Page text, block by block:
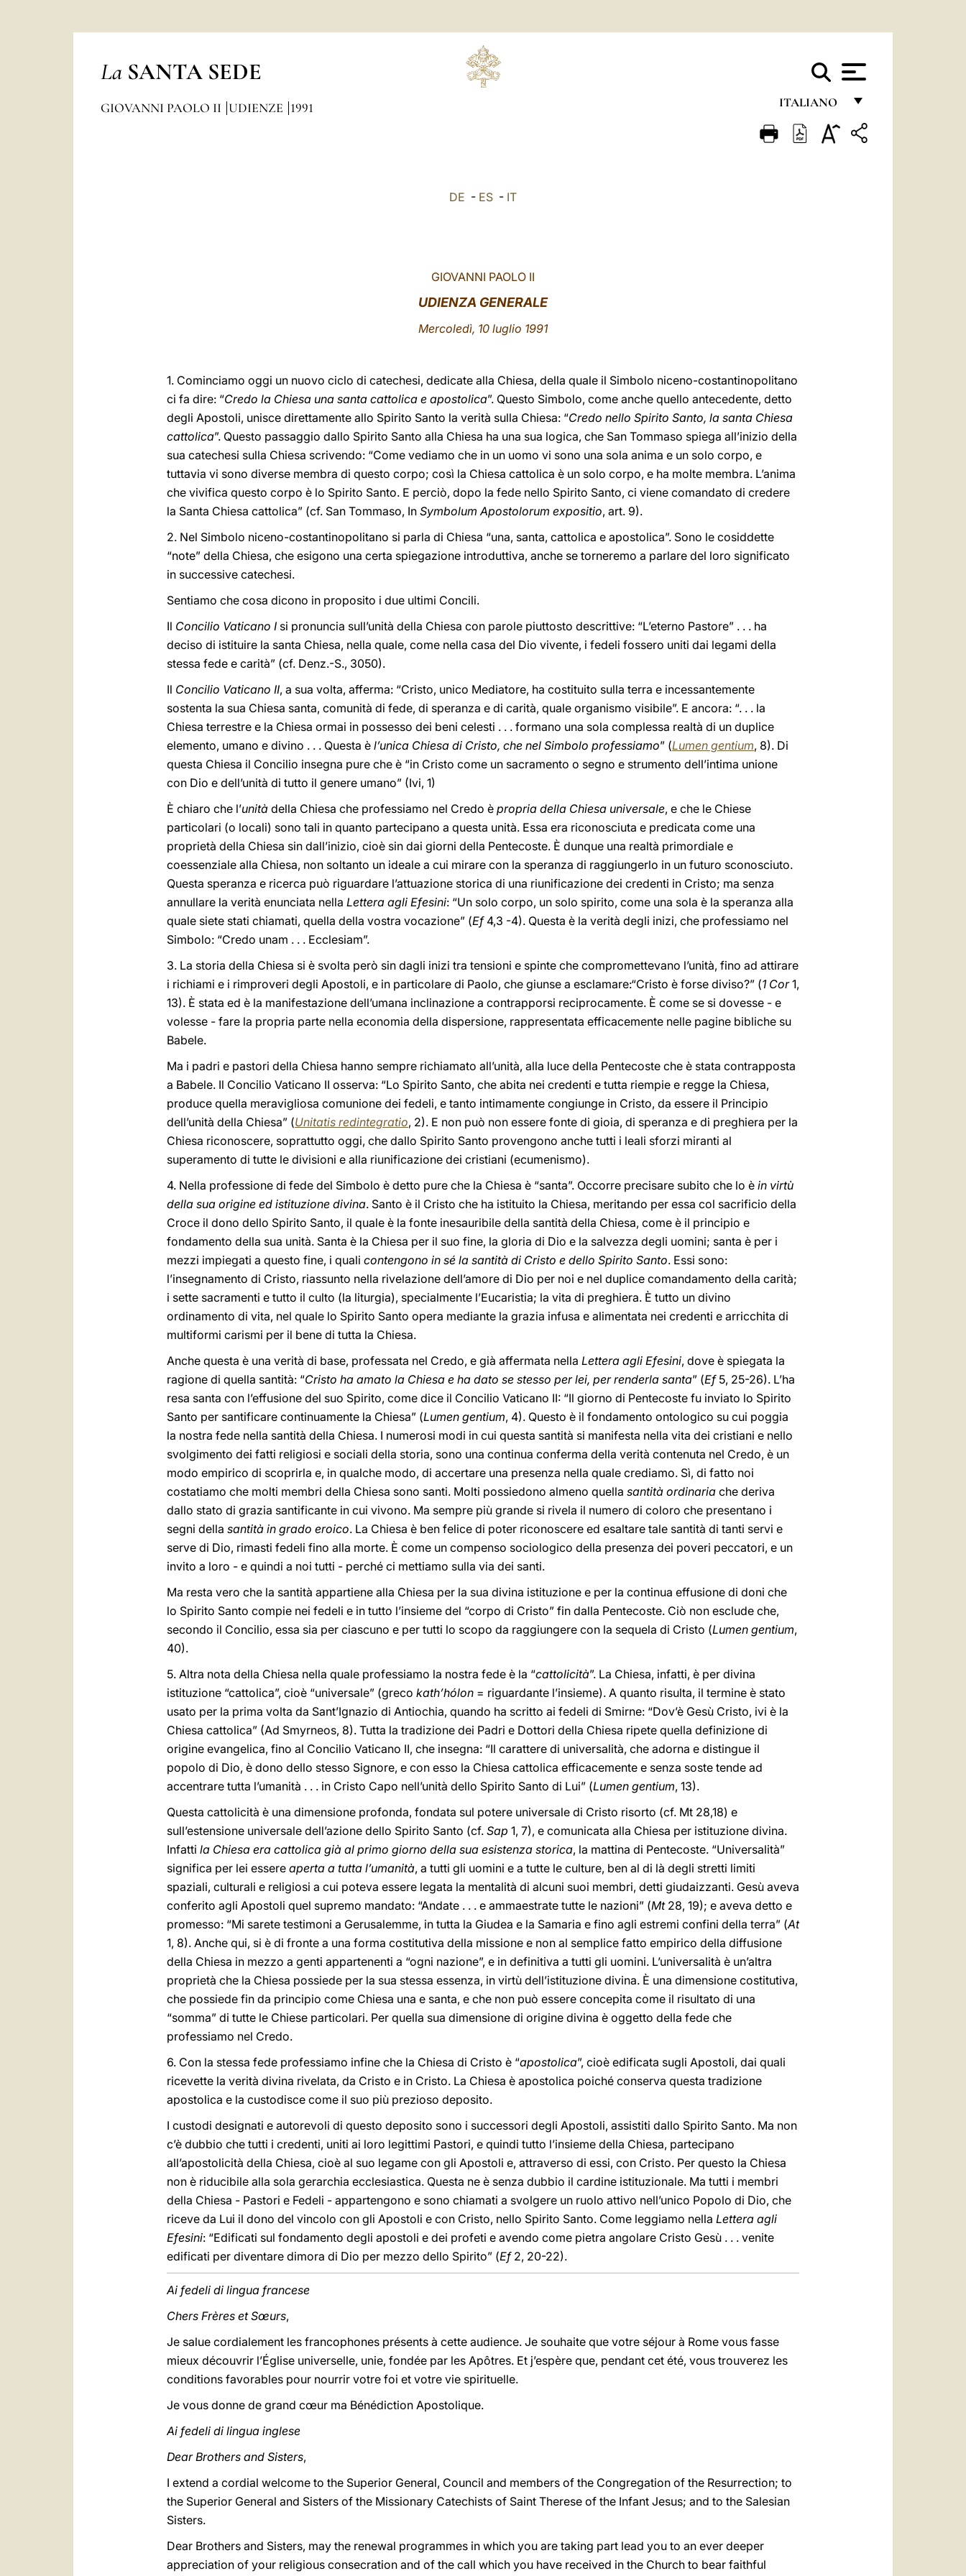
La SANTA SEDE
ITALIANO
FRANÇAIS
LATINE
GIOVANNI PAOLO II UDIENZE 1991
DE - ES - IT
GIOVANNI PAOLO II
UDIENZA GENERALE
Mercoledì, 10 luglio 1991
1. Cominciamo oggi un nuovo ciclo di catechesi, dedicate alla Chiesa, della quale il Simbolo niceno-costantinopolitano
ci fa dire: “Credo la Chiesa una santa cattolica e apostolica”. Questo Simbolo, come anche quello antecedente, detto
degli Apostoli, unisce direttamente allo Spirito Santo la verità sulla Chiesa: “Credo nello Spirito Santo, la santa Chiesa
cattolica”. Questo passaggio dallo Spirito Santo alla Chiesa ha una sua logica, che San Tommaso spiega all’inizio della
sua catechesi sulla Chiesa scrivendo: “Come vediamo che in un uomo vi sono una sola anima e un solo corpo, e
tuttavia vi sono diverse membra di questo corpo; così la Chiesa cattolica è un solo corpo, e ha molte membra. L’anima
che vivifica questo corpo è lo Spirito Santo. E perciò, dopo la fede nello Spirito Santo, ci viene comandato di credere
la Santa Chiesa cattolica” (cf. San Tommaso, In Symbolum Apostolorum expositio, art. 9).
2. Nel Simbolo niceno-costantinopolitano si parla di Chiesa “una, santa, cattolica e apostolica”. Sono le cosiddette
“note” della Chiesa, che esigono una certa spiegazione introduttiva, anche se torneremo a parlare del loro significato
in successive catechesi.
Sentiamo che cosa dicono in proposito i due ultimi Concili.
Il Concilio Vaticano I si pronuncia sull’unità della Chiesa con parole piuttosto descrittive: “L’eterno Pastore” . . . ha
deciso di istituire la santa Chiesa, nella quale, come nella casa del Dio vivente, i fedeli fossero uniti dai legami della
stessa fede e carità” (cf. Denz.-S., 3050).
Il Concilio Vaticano II, a sua volta, afferma: “Cristo, unico Mediatore, ha costituito sulla terra e incessantemente
sostenta la sua Chiesa santa, comunità di fede, di speranza e di carità, quale organismo visibile”. E ancora: “. . . la
Chiesa terrestre e la Chiesa ormai in possesso dei beni celesti . . . formano una sola complessa realtà di un duplice
elemento, umano e divino . . . Questa è l’unica Chiesa di Cristo, che nel Simbolo professiamo” (Lumen gentium, 8). Di
questa Chiesa il Concilio insegna pure che è “in Cristo come un sacramento o segno e strumento dell’intima unione
con Dio e dell’unità di tutto il genere umano” (Ivi, 1)
È chiaro che l’unità della Chiesa che professiamo nel Credo è propria della Chiesa universale, e che le Chiese
particolari (o locali) sono tali in quanto partecipano a questa unità. Essa era riconosciuta e predicata come una
proprietà della Chiesa sin dall’inizio, cioè sin dai giorni della Pentecoste. È dunque una realtà primordiale e
coessenziale alla Chiesa, non soltanto un ideale a cui mirare con la speranza di raggiungerlo in un futuro sconosciuto.
Questa speranza e ricerca può riguardare l’attuazione storica di una riunificazione dei credenti in Cristo; ma senza
annullare la verità enunciata nella Lettera agli Efesini: “Un solo corpo, un solo spirito, come una sola è la speranza alla
quale siete stati chiamati, quella della vostra vocazione” (Ef4,3 -4). Questa è la verità degli inizi, che professiamo nel
Simbolo: “Credo unam . . . Ecclesiam”.
3. La storia della Chiesa si è svolta però sin dagli inizi tra tensioni e spinte che compromettevano l’unità, fino ad attirare
i richiami e i rimproveri degli Apostoli, e in particolare di Paolo, che giunse a esclamare:“Cristo è forse diviso?” (1 Cor1,
13). È stata ed è la manifestazione dell’umana inclinazione a contrapporsi reciprocamente. È come se si dovesse - e
volesse - fare la propria parte nella economia della dispersione, rappresentata efficacemente nelle pagine bibliche su
Babele.
Ma i padri e pastori della Chiesa hanno sempre richiamato all’unità, alla luce della Pentecoste che è stata contrapposta
a Babele. Il Concilio Vaticano II osserva: “Lo Spirito Santo, che abita nei credenti e tutta riempie e regge la Chiesa,
produce quella meravigliosa comunione dei fedeli, e tanto intimamente congiunge in Cristo, da essere il Principio
dell’unità della Chiesa” (Unitatis redintegratio, 2). E non può non essere fonte di gioia, di speranza e di preghiera per la
Chiesa riconoscere, soprattutto oggi, che dallo Spirito Santo provengono anche tutti i leali sforzi miranti al
superamento di tutte le divisioni e alla riunificazione dei cristiani (ecumenismo).
4. Nella professione di fede del Simbolo è detto pure che la Chiesa è “santa”. Occorre precisare subito che lo è in virtù
della sua origine ed istituzione divina. Santo è il Cristo che ha istituito la Chiesa, meritando per essa col sacrificio della
Croce il dono dello Spirito Santo, il quale è la fonte inesauribile della santità della Chiesa, come è il principio e
fondamento della sua unità. Santa è la Chiesa per il suo fine, la gloria di Dio e la salvezza degli uomini; santa è per i
mezzi impiegati a questo fine, i quali contengono in sé la santità di Cristo e dello Spirito Santo. Essi sono:
l’insegnamento di Cristo, riassunto nella rivelazione dell’amore di Dio per noi e nel duplice comandamento della carità;
i sette sacramenti e tutto il culto (la liturgia), specialmente l’Eucaristia; la vita di preghiera. È tutto un divino
ordinamento di vita, nel quale lo Spirito Santo opera mediante la grazia infusa e alimentata nei credenti e arricchita di
multiformi carismi per il bene di tutta la Chiesa.
Anche questa è una verità di base, professata nel Credo, e già affermata nella Lettera agli Efesini, dove è spiegata la
ragione di quella santità: “Cristo ha amato la Chiesa e ha dato se stesso per lei, per renderla santa” (Ef5, 25-26). L’ha
resa santa con l’effusione del suo Spirito, come dice il Concilio Vaticano II: “Il giorno di Pentecoste fu inviato lo Spirito
Santo per santificare continuamente la Chiesa” (Lumen gentium, 4). Questo è il fondamento ontologico su cui poggia
la nostra fede nella santità della Chiesa. I numerosi modi in cui questa santità si manifesta nella vita dei cristiani e nello
svolgimento dei fatti religiosi e sociali della storia, sono una continua conferma della verità contenuta nel Credo, è un
modo empirico di scoprirla e, in qualche modo, di accertare una presenza nella quale crediamo. Sì, di fatto noi
costatiamo che molti membri della Chiesa sono santi. Molti possiedono almeno quella santità ordinaria che deriva
dallo stato di grazia santificante in cui vivono. Ma sempre più grande si rivela il numero di coloro che presentano i
segni della santità in grado eroico. La Chiesa è ben felice di poter riconoscere ed esaltare tale santità di tanti servi e
serve di Dio, rimasti fedeli fino alla morte. È come un compenso sociologico della presenza dei poveri peccatori, e un
invito a loro - e quindi a noi tutti - perché ci mettiamo sulla via dei santi.
Ma resta vero che la santità appartiene alla Chiesa per la sua divina istituzione e per la continua effusione di doni che
lo Spirito Santo compie nei fedeli e in tutto l’insieme del “corpo di Cristo” fin dalla Pentecoste. Ciò non esclude che,
secondo il Concilio, essa sia per ciascuno e per tutti lo scopo da raggiungere con la sequela di Cristo (Lumen gentium,
40).
5. Altra nota della Chiesa nella quale professiamo la nostra fede è la “cattolicità”. La Chiesa, infatti, è per divina
istituzione “cattolica”, cioè “universale” (greco kath’hólon = riguardante l’insieme). A quanto risulta, il termine è stato
usato per la prima volta da Sant’Ignazio di Antiochia, quando ha scritto ai fedeli di Smirne: “Dov’è Gesù Cristo, ivi è la
Chiesa cattolica” (Ad Smyrneos, 8). Tutta la tradizione dei Padri e Dottori della Chiesa ripete quella definizione di
origine evangelica, fino al Concilio Vaticano II, che insegna: “Il carattere di universalità, che adorna e distingue il
popolo di Dio, è dono dello stesso Signore, e con esso la Chiesa cattolica efficacemente e senza soste tende ad
accentrare tutta l’umanità . . . in Cristo Capo nell’unità dello Spirito Santo di Lui” (Lumen gentium, 13).
Questa cattolicità è una dimensione profonda, fondata sul potere universale di Cristo risorto (cf. Mt 28,18) e
sull’estensione universale dell’azione dello Spirito Santo (cf. Sap 1, 7), e comunicata alla Chiesa per istituzione divina.
Infatti la Chiesa era cattolica già al primo giorno della sua esistenza storica, la mattina di Pentecoste. “Universalità”
significa per lei essere aperta a tutta l’umanità, a tutti gli uomini e a tutte le culture, ben al di là degli stretti limiti
spaziali, culturali e religiosi a cui poteva essere legata la mentalità di alcuni suoi membri, detti giudaizzanti. Gesù aveva
conferito agli Apostoli quel supremo mandato: “Andate . . . e ammaestrate tutte le nazioni” (Mt28, 19); e aveva detto e
promesso: “Mi sarete testimoni a Gerusalemme, in tutta la Giudea e la Samaria e fino agli estremi confini della terra” (At
1, 8). Anche qui, si è di fronte a una forma costitutiva della missione e non al semplice fatto empirico della diffusione
della Chiesa in mezzo a genti appartenenti a “ogni nazione”, e in definitiva a tutti gli uomini. L’universalità è un’altra
proprietà che la Chiesa possiede per la sua stessa essenza, in virtù dell’istituzione divina. È una dimensione costitutiva,
che possiede fin da principio come Chiesa una e santa, e che non può essere concepita come il risultato di una
“somma” di tutte le Chiese particolari. Per quella sua dimensione di origine divina è oggetto della fede che
professiamo nel Credo.
6. Con la stessa fede professiamo infine che la Chiesa di Cristo è “apostolica”, cioè edificata sugli Apostoli, dai quali
ricevette la verità divina rivelata, da Cristo e in Cristo. La Chiesa è apostolica poiché conserva questa tradizione
apostolica e la custodisce come il suo più prezioso deposito.
I custodi designati e autorevoli di questo deposito sono i successori degli Apostoli, assistiti dallo Spirito Santo. Ma non
c’è dubbio che tutti i credenti, uniti ai loro legittimi Pastori, e quindi tutto l’insieme della Chiesa, partecipano
all’apostolicità della Chiesa, cioè al suo legame con gli Apostoli e, attraverso di essi, con Cristo. Per questo la Chiesa
non è riducibile alla sola gerarchia ecclesiastica. Questa ne è senza dubbio il cardine istituzionale. Ma tutti i membri
della Chiesa - Pastori e Fedeli - appartengono e sono chiamati a svolgere un ruolo attivo nell’unico Popolo di Dio, che
riceve da Lui il dono del vincolo con gli Apostoli e con Cristo, nello Spirito Santo. Come leggiamo nella Lettera agli
Efesini: “Edificati sul fondamento degli apostoli e dei profeti e avendo come pietra angolare Cristo Gesù . . . venite
edificati per diventare dimora di Dio per mezzo dello Spirito” (Ef2, 20-22).
Ai fedeli di lingua francese
Chers Frères et Sœurs,
Je salue cordialement les francophones présents à cette audience. Je souhaite que votre séjour à Rome vous fasse
mieux découvrir l’Église universelle, unie, fondée par les Apôtres. Et j’espère que, pendant cet été, vous trouverez les
conditions favorables pour nourrir votre foi et votre vie spirituelle.
Je vous donne de grand cœur ma Bénédiction Apostolique.
Ai fedeli di lingua inglese
Dear Brothers and Sisters,
I extend a cordial welcome to the Superior General, Council and members of the Congregation of the Resurrection; to
the Superior General and Sisters of the Missionary Catechists of Saint Therese of the Infant Jesus; and to the Salesian
Sisters.
Dear Brothers and Sisters, may the renewal programmes in which you are taking part lead you to an ever deeper
appreciation of your religious consecration and of the call which you have received in the Church to bear faithful